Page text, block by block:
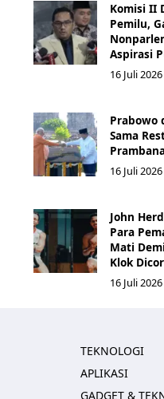
Komisi II
Pemilu,
Aspirasi
16 Juli 2026
Prabowo
Sama
16 Juli 2026
John
Para
Mati
Klok
16 Juli 2026
TEKNOLOGI
APLIKASI
GADGET &